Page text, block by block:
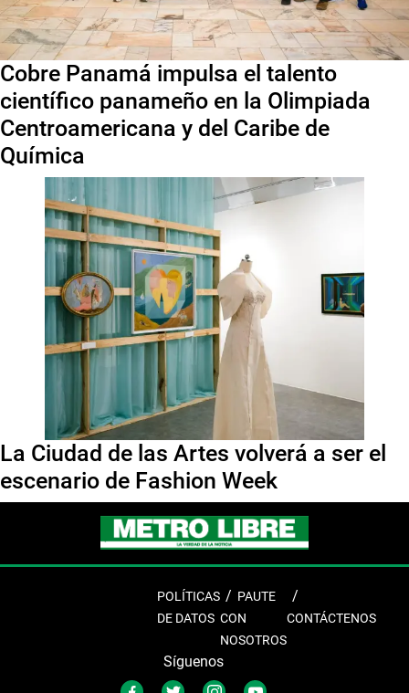
Cobre Panamá impulsa el talento
científico panameño en la Olimpiada
Centroamericana y del Caribe de
Química
La Ciudad de las Artes volverá a ser el
escenario de Fashion Week
POLÍTICAS
DE DATOS
PAUTE
CON
NOSOTROS
CONTÁCTENOS
Síguenos